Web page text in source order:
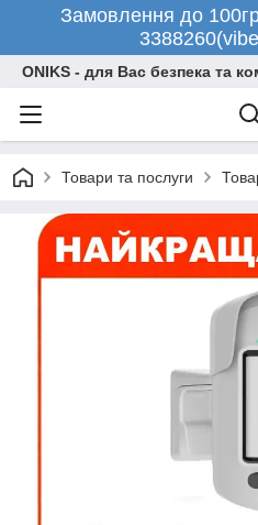
Замовлення до
ONIKS - для Вас безпека та
Товари та послуги